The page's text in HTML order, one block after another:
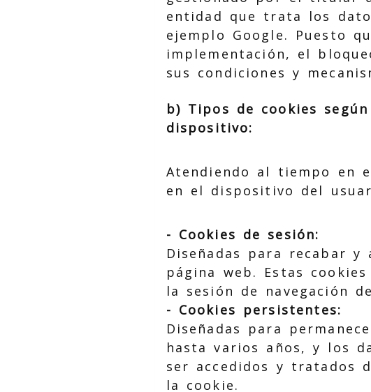
entidad que trata los
ejemplo Google. Puesto
implementación, el
sus condiciones y
b) Tipos de cookies
dispositivo:
Atendiendo al tiempo en
en el dispositivo del
- Cookies de sesión:
Diseñadas para recabar
página web. Estas
la sesión de navegación
- Cookies persistentes:
Diseñadas para
hasta varios años, y los
ser accedidos y tratados
la cookie.